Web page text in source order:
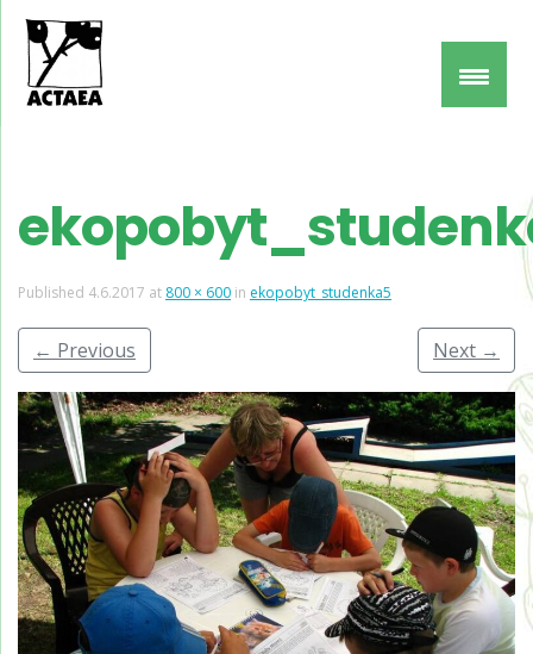
Published 4.6.2017 at 800 × 600 in ekopobyt_studenka5
← Previous Next →